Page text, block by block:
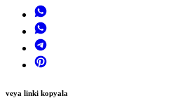
veya linki kopyala